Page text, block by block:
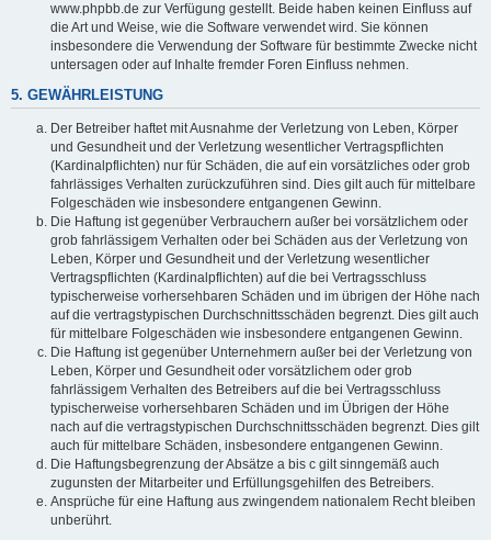
www.phpbb.de zur Verfügung gestellt. Beide haben keinen Einfluss auf
die Art und Weise, wie die Software verwendet wird. Sie können
insbesondere die Verwendung der Software für bestimmte Zwecke nicht
untersagen oder auf Inhalte fremder Foren Einfluss nehmen.
5. GEWÄHRLEISTUNG
Der Betreiber haftet mit Ausnahme der Verletzung von Leben, Körper
und Gesundheit und der Verletzung wesentlicher Vertragspflichten
(Kardinalpflichten) nur für Schäden, die auf ein vorsätzliches oder grob
fahrlässiges Verhalten zurückzuführen sind. Dies gilt auch für mittelbare
Folgeschäden wie insbesondere entgangenen Gewinn.
Die Haftung ist gegenüber Verbrauchern außer bei vorsätzlichem oder
grob fahrlässigem Verhalten oder bei Schäden aus der Verletzung von
Leben, Körper und Gesundheit und der Verletzung wesentlicher
Vertragspflichten (Kardinalpflichten) auf die bei Vertragsschluss
typischerweise vorhersehbaren Schäden und im übrigen der Höhe nach
auf die vertragstypischen Durchschnittsschäden begrenzt. Dies gilt auch
für mittelbare Folgeschäden wie insbesondere entgangenen Gewinn.
Die Haftung ist gegenüber Unternehmern außer bei der Verletzung von
Leben, Körper und Gesundheit oder vorsätzlichem oder grob
fahrlässigem Verhalten des Betreibers auf die bei Vertragsschluss
typischerweise vorhersehbaren Schäden und im Übrigen der Höhe
nach auf die vertragstypischen Durchschnittsschäden begrenzt. Dies gilt
auch für mittelbare Schäden, insbesondere entgangenen Gewinn.
Die Haftungsbegrenzung der Absätze a bis c gilt sinngemäß auch
zugunsten der Mitarbeiter und Erfüllungsgehilfen des Betreibers.
Ansprüche für eine Haftung aus zwingendem nationalem Recht bleiben
unberührt.